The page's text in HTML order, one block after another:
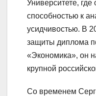
Университете, где
способностью к
усидчивостью. В
защиты диплома
«Экономика», он
крупной
Со временем